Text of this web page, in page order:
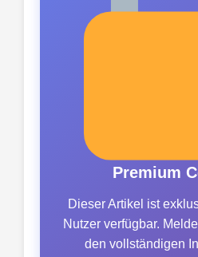
Premium
Dieser Artikel ist
Nutzer verfügbar.
den vollständigen